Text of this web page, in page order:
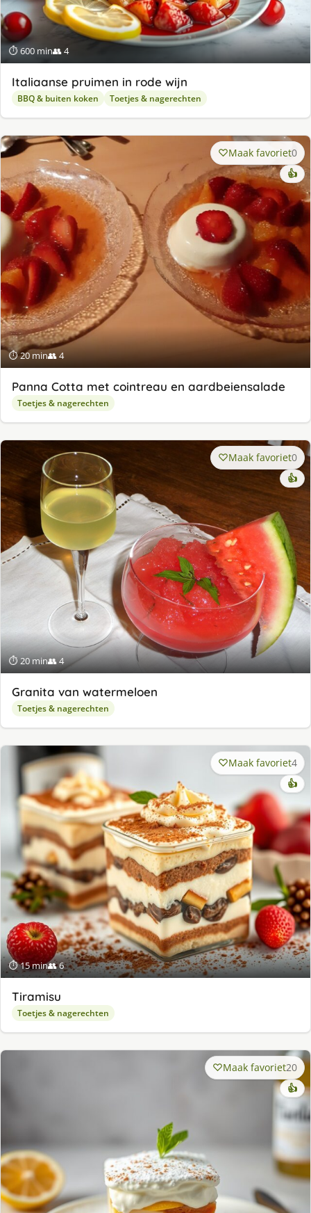
⏱ 600 min👥 4
Italiaanse pruimen in rode wijn
BBQ & buiten koken Toetjes & nagerechten
⏱ 20 min👥 4
Maak favoriet0
👍
Panna Cotta met cointreau en aardbeiensalade
Toetjes & nagerechten
⏱ 20 min👥 4
Maak favoriet0
👍
Granita van watermeloen
Toetjes & nagerechten
⏱ 15 min👥 6
Maak favoriet4
👍
Tiramisu
Toetjes & nagerechten
Maak favoriet20
👍